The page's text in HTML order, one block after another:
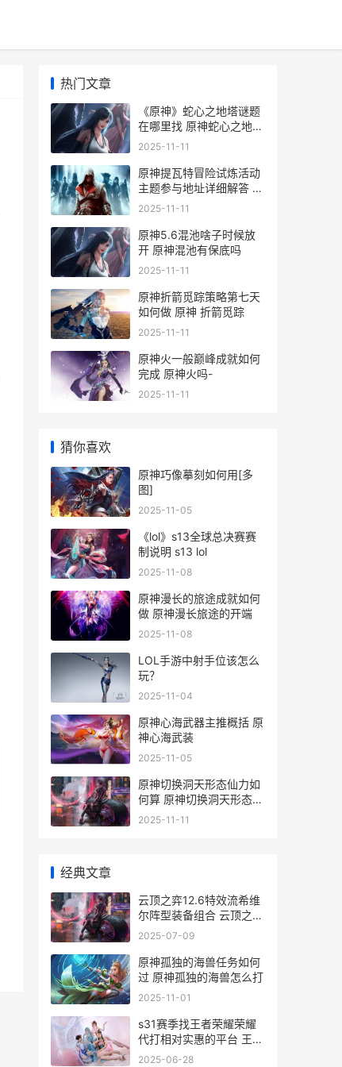
热门文章
《原神》蛇心之地塔谜题
在哪里找 原神蛇心之地地
下闸门怎么开
2025-11-11
原神提瓦特冒险试炼活动
主题参与地址详细解答 原
神提瓦特冒险试炼
2025-11-11
原神5.6混池啥子时候放
开 原神混池有保底吗
2025-11-11
原神折箭觅踪策略第七天
如何做 原神 折箭觅踪
2025-11-11
原神火一般巅峰成就如何
完成 原神火吗-
2025-11-11
猜你喜欢
原神巧像摹刻如何用[多
图]
2025-11-05
《lol》s13全球总决赛赛
制说明 s13 lol
2025-11-08
原神漫长的旅途成就如何
做 原神漫长旅途的开端
2025-11-08
LOL手游中射手位该怎么
玩？
2025-11-04
原神心海武器主推概括 原
神心海武装
2025-11-05
原神切换洞天形态仙力如
何算 原神切换洞天形态后
摆设还在吗
2025-11-11
经典文章
云顶之弈12.6特效流希维
尔阵型装备组合 云顶之弈
特性表
2025-07-09
原神孤独的海兽任务如何
过 原神孤独的海兽怎么打
2025-11-01
s31赛季找王者荣耀荣耀
代打相对实惠的平台 王者
荣耀s3到s21赛季皮肤有
2025-06-28